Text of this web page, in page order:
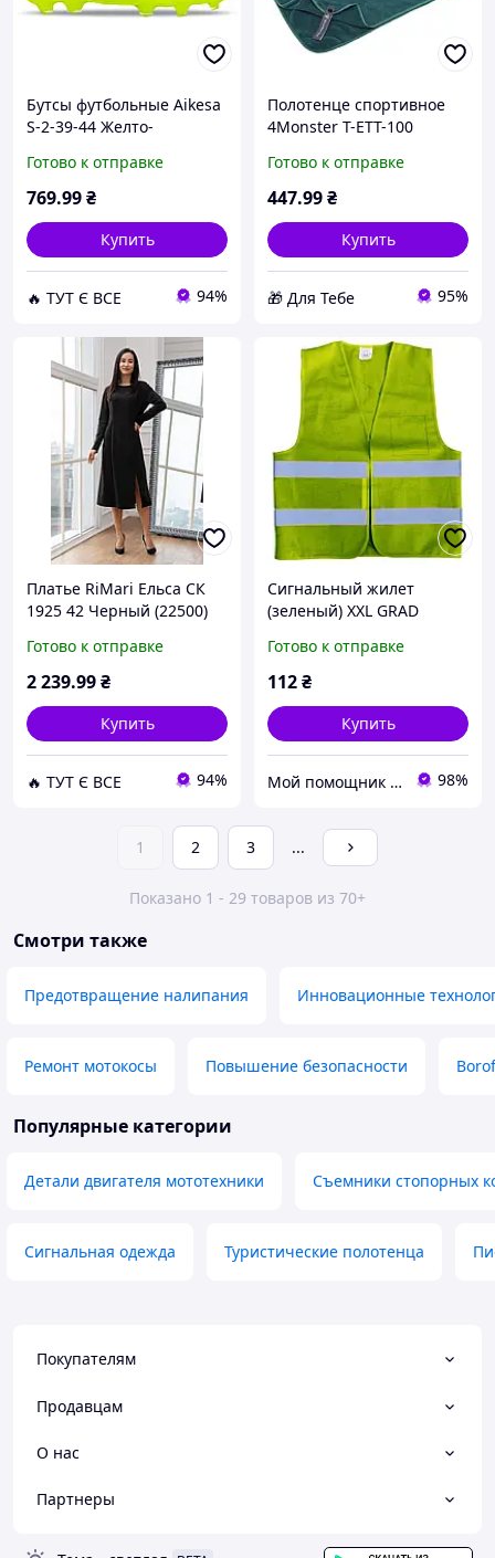
Бутсы футбольные Aikesa
S-2-39-44 Желто-
(69bbc4833bf4e6980d0ccf
04) D14-2026
Готово к отправке
769.99₴
Купить
🔥 ТУТ Є ВСЕ 94%
Полотенце спортивное
4Monster T-ETT-100
D4-2026
Готово к отправке
447.99₴
Купить
🎁 Для Тебе 95%
Платье RiMari Ельса СК
1925 42 Черный (22500)
Готово к отправке
2 239.99₴
Купить
🔥 ТУТ Є ВСЕ 94%
Сигнальный жилет
(зеленый) XXL GRAD
Готово к отправке
112₴
Купить
Мой помощник - интернет магазин 98%
1 2 3 ...
Показано 1 - 29 товаров из 70+
Смотри также
Предотвращение налипания Инновационные
Ремонт мотокосы Повышение безопасности
Популярные категории
Детали двигателя мототехники Съемники стопорных
Сигнальная одежда Туристические полотенца
Покупателям
Продавцам
О нас
Партнеры